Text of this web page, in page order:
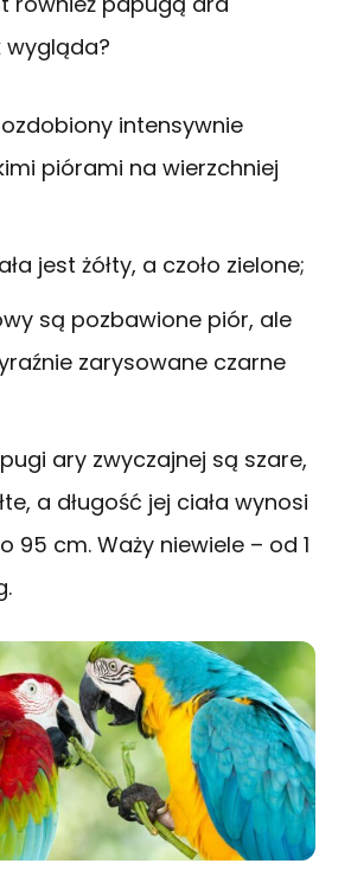
wygląda?
intensywnie
piórami na wierzchniej
jest żółty, a czoło zielone;
są pozbawione piór, ale
zarysowane czarne
ary zwyczajnej są szare,
a długość jej ciała wynosi
95 cm. Waży niewiele – od 1